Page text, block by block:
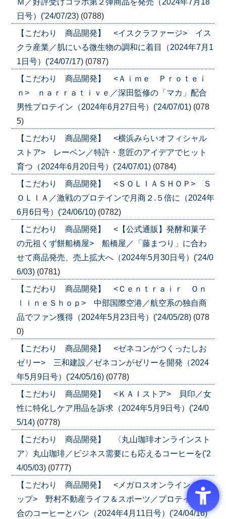
日号）('24/07/23) (0788)
【こだわり 商品開発】 <イスクラファージ> イス
クラ産業／肌にいる微生物の調和に着目（2024年7月1
1日号）('24/07/17) (0787)
【こだわり 商品開発】 <Ａｉｍｅ Ｐｒｏｔｅｉ
ｎ> ｎａｒｒａｔｉｖｅ／深田監修の「マカ」配合
男性プロテイン（2024年6月27日号）('24/07/01) (078
5)
【こだわり 商品開発】 <横浜みらいオフィシャル
ストア> レーベン／特許・意匠のアイデアでヒット
育つ（2024年6月20日号）('24/07/01) (0784)
【こだわり 商品開発】 <ＳＯＬＩＡＳＨＯＰ> Ｓ
ＯＬＩＡ／激戦のプロテインで月商２.５倍に（2024年
6月6日号）('24/06/10) (0782)
【こだわり 商品開発】 <【公式通販】発酵和菓子
の元祖くず餅船橋屋> 船橋屋／「藤まつり」に合わ
せて商品発売、売上拡大へ（2024年5月30日号）('24/0
6/03) (0781)
【こだわり 商品開発】 <Ｃｅｎｔｒａｉｒ Ｏｎ
ｌｉｎｅＳｈｏｐ> 中部国際空港／航空系の独自商
品でファン獲得（2024年5月23日号）('24/05/28) (078
0)
【こだわり 商品開発】 <ゼネコンがつくったしお
ゼリー> 三和建設／ゼネコンがゼリーを開発（2024
年5月9日号）('24/05/16) (0778)
【こだわり 商品開発】 <ＫＡＩストア> 貝印／女
性に特化しケア用品を訴求（2024年5月9日号）('24/0
5/14) (0778)
【こだわり 商品開発】 〈丸山珈琲オンラインスト
ア〉丸山珈琲／ビジネス需要にも応えるコーヒーを('2
4/05/03) (0777)
【こだわり 商品開発】 <メガロスオンラインショ
ップ> 野村不動産ライフ＆スポーツ／プロテイン配
合のコーヒーとパン（2024年4月11日号）('24/04/16)